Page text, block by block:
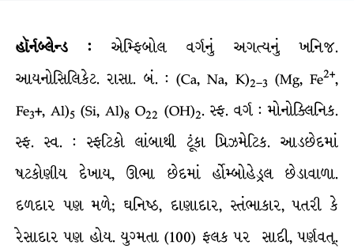
હૉર્નબ્લેન્ડ : એમ્ફિબોલ વર્ગનું અગત્યનું ખનિજ.
આયનોસિલિકેટ. રાસા. બં. : (Ca, Na, K)2–3(Mg, Fe2+,
Fe3+, Al)5 (Si, Al)8 O22 (OH)2. સ્ફ. વર્ગ : મોનોક્લિનિક.
સ્ફ. સ્વ. : સ્ફટિકો લાંબાથી ટૂંકા પ્રિઝમેટિક. આડછેદમાં
ષટકોણીય દેખાય, ઊભા છેદમાં ર્હોમ્બોહેડ્રલ છેડાવાળા.
દળદાર પણ મળે; ઘનિષ્ઠ, દાણાદાર, સ્તંભાકાર, પતરી કે
રેસાદાર પણ હોય. યુગ્મતા (100) ફલક પર સાદી, પર્ણવત્.